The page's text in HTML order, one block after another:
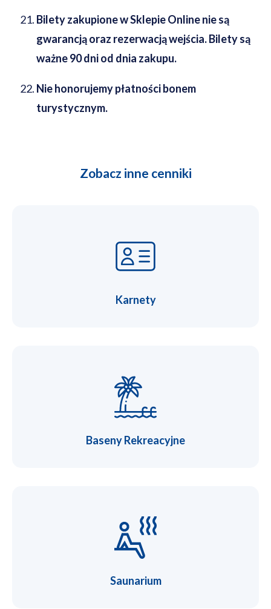
Bilety zakupione w Sklepie Online nie są
gwarancją oraz rezerwacją wejścia. Bilety są
ważne 90 dni od dnia zakupu.
Nie honorujemy płatności bonem
turystycznym.
Zobacz inne cenniki
Karnety
Baseny Rekreacyjne
Saunarium